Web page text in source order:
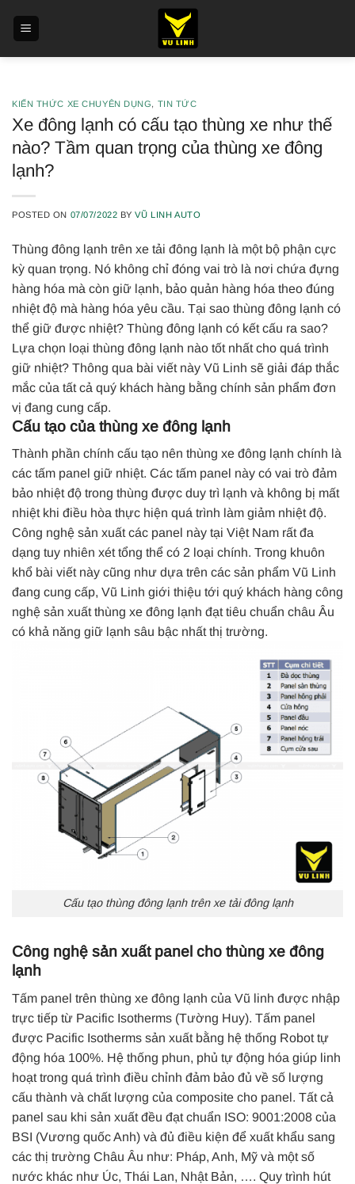
KIẾN THỨC XE CHUYÊN DỤNG, TIN TỨC
Xe đông lạnh có cấu tạo thùng xe như thế
nào? Tầm quan trọng của thùng xe đông
lạnh?
POSTED ON 07/07/2022 BYVŨ LINH AUTO
Thùng đông lạnh trên xe tải đông lạnh là một bộ phận cực
kỳ quan trọng. Nó không chỉ đóng vai trò là nơi chứa đựng
hàng hóa mà còn giữ lạnh, bảo quản hàng hóa theo đúng
nhiệt độ mà hàng hóa yêu cầu. Tại sao thùng đông lạnh có
thể giữ được nhiệt? Thùng đông lạnh có kết cấu ra sao?
Lựa chọn loại thùng đông lạnh nào tốt nhất cho quá trình
giữ nhiệt? Thông qua bài viết này Vũ Linh sẽ giải đáp thắc
mắc của tất cả quý khách hàng bằng chính sản phẩm đơn
vị đang cung cấp.
Cấu tạo của thùng xe đông lạnh
Thành phần chính cấu tạo nên thùng xe đông lạnh chính là
các tấm panel giữ nhiệt. Các tấm panel này có vai trò đảm
bảo nhiệt độ trong thùng được duy trì lạnh và không bị mất
nhiệt khi điều hòa thực hiện quá trình làm giảm nhiệt độ.
Công nghệ sản xuất các panel này tại Việt Nam rất đa
dạng tuy nhiên xét tổng thể có 2 loại chính. Trong khuôn
khổ bài viết này cũng như dựa trên các sản phẩm Vũ Linh
đang cung cấp, Vũ Linh giới thiệu tới quý khách hàng công
nghệ sản xuất thùng xe đông lạnh đạt tiêu chuẩn châu Âu
có khả năng giữ lạnh sâu bậc nhất thị trường.
Cấu tạo thùng đông lạnh trên xe tải đông lạnh
Công nghệ sản xuất panel cho thùng xe đông
lạnh
Tấm panel trên thùng xe đông lạnh của Vũ linh được nhập
trực tiếp từ Pacific Isotherms (Tường Huy). Tấm panel
được Pacific Isotherms sản xuất bằng hệ thống Robot tự
động hóa 100%. Hệ thống phun, phủ tự động hóa giúp linh
hoạt trong quá trình điều chỉnh đảm bảo đủ về số lượng
cấu thành và chất lượng của composite cho panel. Tất cả
panel sau khi sản xuất đều đạt chuẩn ISO: 9001:2008 của
BSI (Vương quốc Anh) và đủ điều kiện để xuất khẩu sang
các thị trường Châu Âu như: Pháp, Anh, Mỹ và một số
nước khác như Úc, Thái Lan, Nhật Bản, …. Quy trình hút